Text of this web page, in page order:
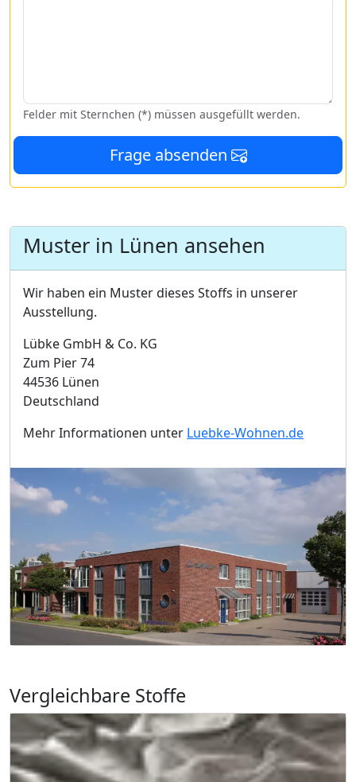
Felder mit Sternchen (*) müssen ausgefüllt werden.
Frage absenden
Muster in Lünen ansehen
Wir haben ein Muster dieses Stoffs in unserer
Ausstellung.
Lübke GmbH & Co. KG
Zum Pier 74
44536 Lünen
Deutschland
Mehr Informationen unter Luebke-Wohnen.de
Vergleichbare Stoffe